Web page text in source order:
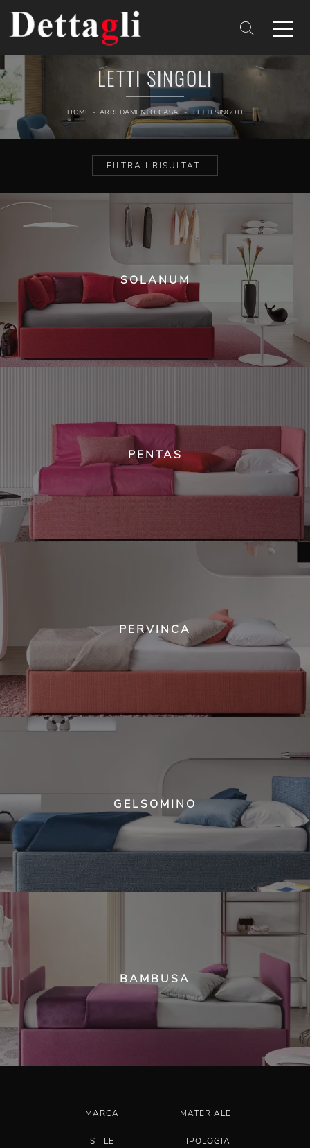
LETTI SINGOLI
HOME - ARREDAMENTO CASA - LETTI SINGOLI
FILTRA I RISULTATI
SOLANUM
PENTAS
PERVINCA
GELSOMINO
BAMBUSA
MARCA MATERIALE
STILE TIPOLOGIA